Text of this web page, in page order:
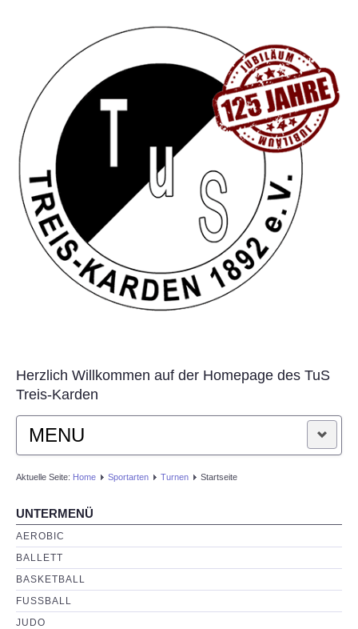
Herzlich Willkommen auf der Homepage des TuS
Treis-Karden
MENU
STARTSEITE
AKTUELLES
VEREIN
SPORTARTEN
Aktuelle Seite: Home Sportarten Turnen Startseite
UNTERMENÜ
AEROBIC
BALLETT
BASKETBALL
FUSSBALL
JUDO